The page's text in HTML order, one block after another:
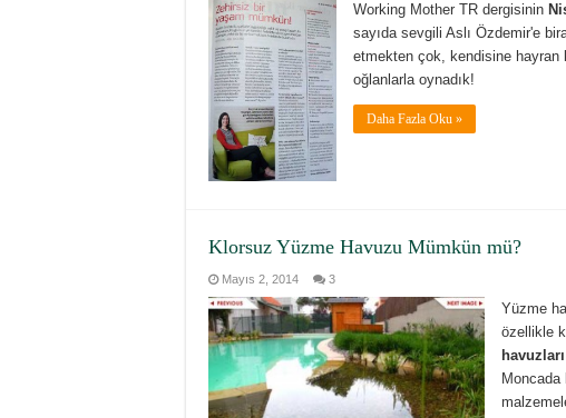
Working Mother TR dergisinin
sayıda sevgili Aslı Özdemir'e
etmekten çok, kendisine hayran
oğlanlarla oynadık!
Daha Fazla Oku »
Klorsuz Yüzme Havuzu Mümkün mü?
Mayıs 2, 2014 3
Yüzme
özellikle